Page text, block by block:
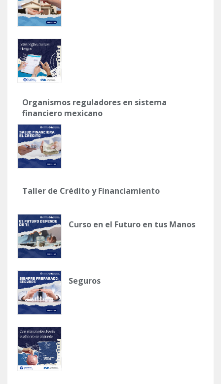
Organismos reguladores en sistema
financiero mexicano
Taller de Crédito y Financiamiento
Curso en el Futuro en tus Manos
Seguros